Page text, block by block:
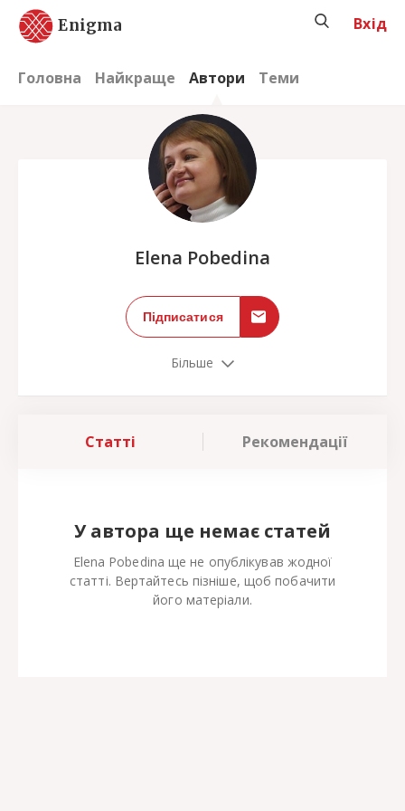
Enigma
Головна Найкраще Автори Теми
Вхід
Elena Pobedina
Підписатися
Більше
Статті Рекомендації
У автора ще немає статей
Elena Pobedina ще не опублікував жодної
статті. Вертайтесь пізніше, щоб побачити
його матеріали.